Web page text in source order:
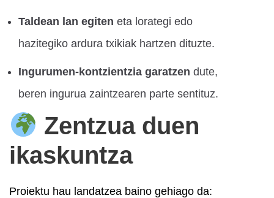
Taldean lan egiten eta lorategi edo
hazitegiko ardura txikiak hartzen dituzte.
Ingurumen-kontzientzia garatzen dute,
beren ingurua zaintzearen parte sentituz.
Zentzua duen
ikaskuntza
Proiektu hau landatzea baino gehiago da: